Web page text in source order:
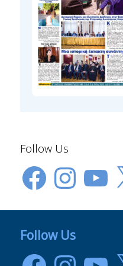
Follow Us
FacebookInstagramYouTube
X
Follow Us
FacebookInstagramYouTube
X